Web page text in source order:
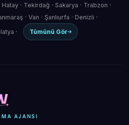
Hatay · Tekirdağ · Sakarya · Trabzon ·
· Van · Şanlıurfa · Denizli ·
· Tümünü Gör
AJANSI